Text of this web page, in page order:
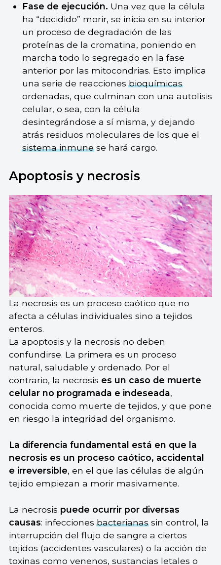
Fase de ejecución. Una vez que la célula
ha “decidido” morir, se inicia en su interior
un proceso de degradación de las
proteínas de la cromatina, poniendo en
marcha todo lo segregado en la fase
anterior por las mitocondrias. Esto implica
una serie de reaccionesbioquímicas
ordenadas, que culminan con una autolisis
celular, o sea, con la célula
desintegrándose a sí misma, y dejando
atrás residuos moleculares de los que el
sistema inmunese hará cargo.
Apoptosis y necrosis
La necrosis es un proceso caótico que no
afecta a células individuales sino a tejidos
enteros.
La apoptosis y la necrosis no deben
confundirse. La primera es un proceso
natural, saludable y ordenado. Por el
contrario, la necrosis es un caso de muerte
celular no programada e indeseada,
conocida como muerte de tejidos, y que pone
en riesgo la integridad del organismo.
La diferencia fundamental está en que la
necrosis es un proceso caótico, accidental
e irreversible, en el que las células de algún
tejido empiezan a morir masivamente.
La necrosis puede ocurrir por diversas
causas: infeccionesbacterianassin control, la
interrupción del flujo de sangre a ciertos
tejidos (accidentes vasculares) o la acción de
toxinas como venenos, sustancias letales o